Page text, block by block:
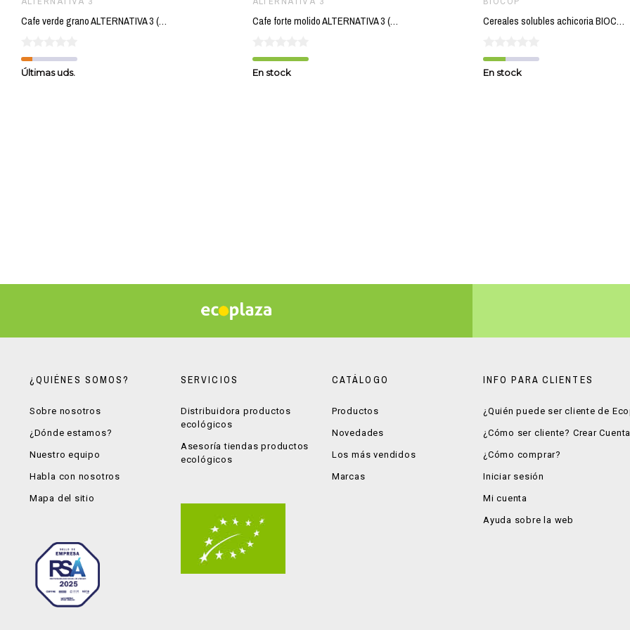
Cafe verde grano ALTERNATIVA 3 (150 gr) BIO
Últimas uds.
Cafe forte molido ALTERNATIVA 3 (250 gr) BIO
En stock
Cereales solubles achicoria BIOCOP 100 gr BIO
En stock
¿QUIÉNES SOMOS?
Sobre nosotros
¿Dónde estamos?
Nuestro equipo
Habla con nosotros
Mapa del sitio
SERVICIOS
Distribuidora productos
ecológicos
Asesoría tiendas productos
ecológicos
CATÁLOGO
Productos
Novedades
Los más vendidos
Marcas
INFO PARA CLIENTES
¿Quién puede ser cliente de
¿Cómo ser cliente? Crear
¿Cómo comprar?
Iniciar sesión
Mi cuenta
Ayuda sobre la web